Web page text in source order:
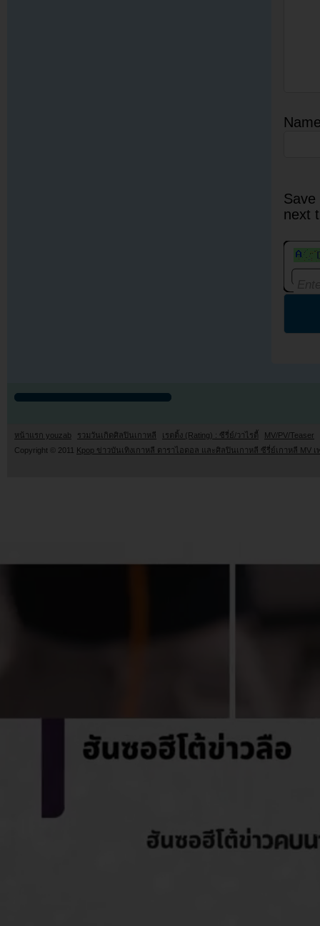
next
หน้าแรก youzab รวมวันเกิดศิลปินเกาหลี เรตติ้ง (Rating) : ซีรี่ย์/วาไรตี้
MV/PV/Teaser
Copyright © 2011 Kpop ข่าวบันเทิงเกาหลี ดาราไอดอล และศิลปินเกาหลี ซีรี่ย์เกาหลี MV